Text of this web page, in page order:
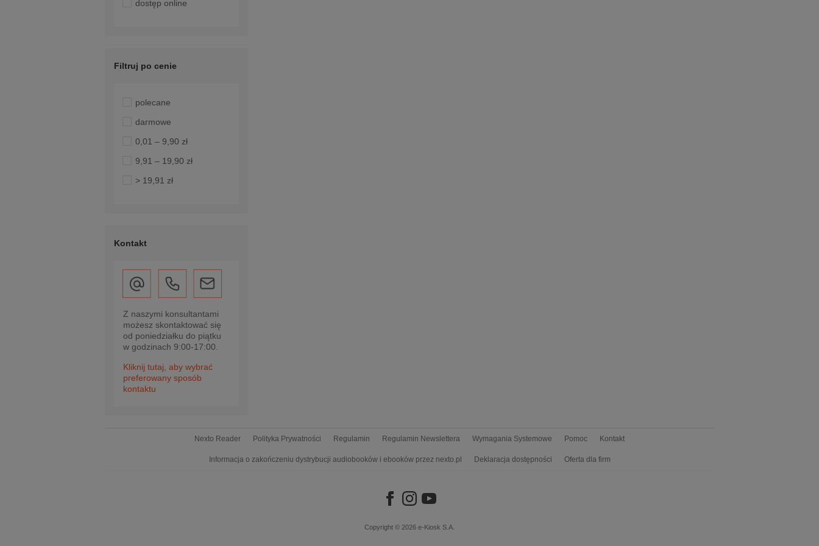
dostęp online
Filtruj po cenie
polecane
darmowe
0,01 – 9,90 zł
9,91 – 19,90 zł
> 19,91 zł
Kontakt
Z naszymi konsultantami
możesz skontaktować się
od poniedziałku do piątku
w godzinach 9:00-17:00.
Kliknij tutaj, aby wybrać
preferowany sposób
kontaktu
Nexto Reader Polityka Prywatności Regulamin Regulamin Newslettera Wymagania Systemowe Pomoc Kontakt
Informacja o zakończeniu dystrybucji audiobooków i ebooków przez nexto.pl Deklaracja dostępności Oferta dla firm
Copyright © 2026 e-Kiosk S.A.